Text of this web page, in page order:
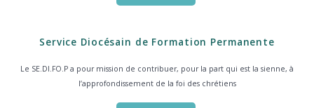
Service Diocésain de Formation Permanente
Le SE.DI.FO.P a pour mission de contribuer, pour la part qui est la sienne, à
l’approfondissement de la foi des chrétiens